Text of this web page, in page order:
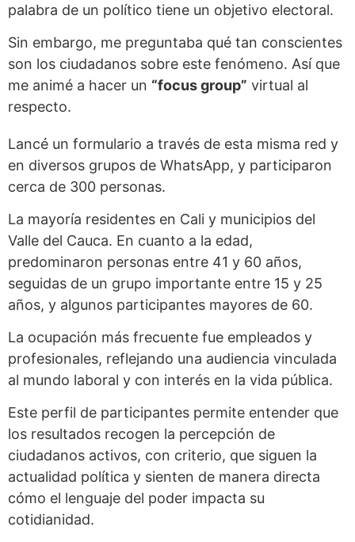
palabra de un político tiene un objetivo electoral.
Sin embargo, me preguntaba qué tan conscientes
son los ciudadanos sobre este fenómeno. Así que
me animé a hacer un “focus group” virtual al
respecto.
Lancé un formulario a través de esta misma red y
en diversos grupos de WhatsApp, y participaron
cerca de 300 personas.
La mayoría residentes en Cali y municipios del
Valle del Cauca. En cuanto a la edad,
predominaron personas entre 41 y 60 años,
seguidas de un grupo importante entre 15 y 25
años, y algunos participantes mayores de 60.
La ocupación más frecuente fue empleados y
profesionales, reflejando una audiencia vinculada
al mundo laboral y con interés en la vida pública.
Este perfil de participantes permite entender que
los resultados recogen la percepción de
ciudadanos activos, con criterio, que siguen la
actualidad política y sienten de manera directa
cómo el lenguaje del poder impacta su
cotidianidad.